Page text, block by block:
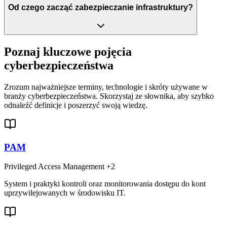
Od czego zacząć zabezpieczanie infrastruktury?
Poznaj kluczowe pojęcia
cyberbezpieczeństwa
Zrozum najważniejsze terminy, technologie i skróty używane w
branży cyberbezpieczeństwa. Skorzystaj ze słownika, aby szybko
odnaleźć definicje i poszerzyć swoją wiedzę.
PAM
Privileged Access Management +2
System i praktyki kontroli oraz monitorowania dostępu do kont
uprzywilejowanych w środowisku IT.